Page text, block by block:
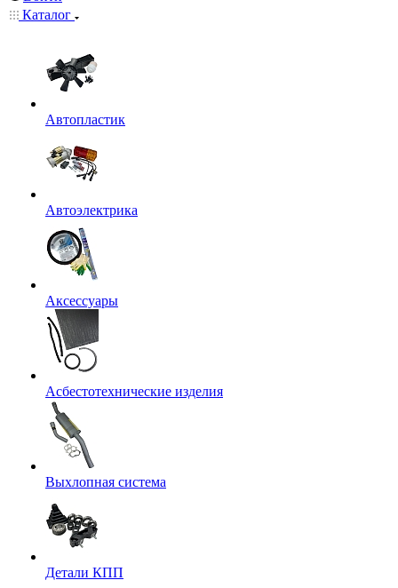
Каталог
Автопластик
Автоэлектрика
Аксессуары
Асбестотехнические изделия
Выхлопная система
Детали КПП